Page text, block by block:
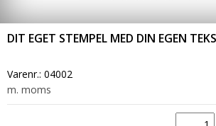
DIT EGET STEMPEL MED DIN EGEN
Varenr.: 04002
m. moms